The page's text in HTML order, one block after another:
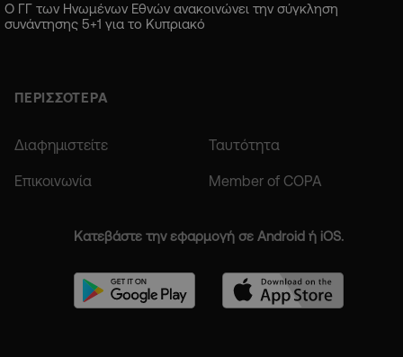
Ο ΓΓ των Ηνωμένων Εθνών ανακοινώνει την σύγκληση
συνάντησης 5+1 για το Κυπριακό
ΠΕΡΙΣΣΟΤΕΡΑ
Διαφημιστείτε Ταυτότητα
Επικοινωνία Member of COPA
Κατεβάστε την εφαρμογή σε Android ή iOS.